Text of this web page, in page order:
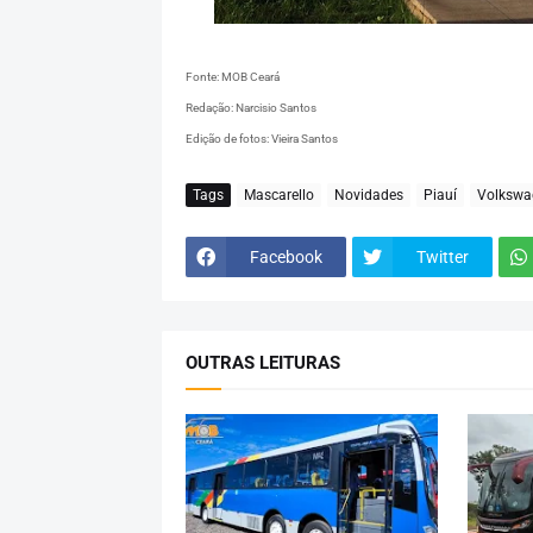
Fonte: MOB Ceará
Redação: Narcisio Santos
Edição de fotos: Vieira Santos
Tags Mascarello Novidades Piauí
Facebook Twitter
OUTRAS LEITURAS